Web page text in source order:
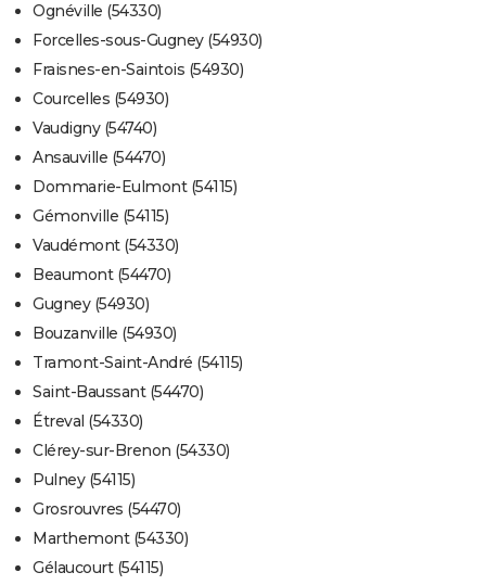
Ognéville (54330)
Forcelles-sous-Gugney (54930)
Fraisnes-en-Saintois (54930)
Courcelles (54930)
Vaudigny (54740)
Ansauville (54470)
Dommarie-Eulmont (54115)
Gémonville (54115)
Vaudémont (54330)
Beaumont (54470)
Gugney (54930)
Bouzanville (54930)
Tramont-Saint-André (54115)
Saint-Baussant (54470)
Étreval (54330)
Clérey-sur-Brenon (54330)
Pulney (54115)
Grosrouvres (54470)
Marthemont (54330)
Gélaucourt (54115)